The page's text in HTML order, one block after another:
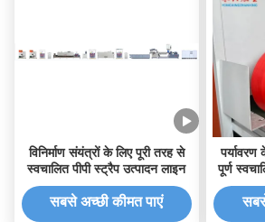
विनिर्माण संयंत्रों के लिए पूरी तरह से
स्वचालित पीपी स्ट्रैप उत्पादन लाइन
सबसे अच्छी कीमत पाएं
पूर्ण